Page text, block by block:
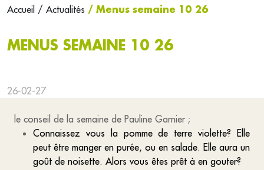
Accueil / Actualités / Menus semaine 10 26
MENUS SEMAINE 10 26
26-02-27
le conseil de la semaine de Pauline Garnier ;
Connaissez vous la pomme de terre violette? Elle
peut être manger en purée, ou en salade. Elle aura un
goût de noisette. Alors vous êtes prêt à en gouter?